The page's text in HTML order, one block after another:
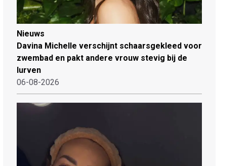
Nieuws
Davina Michelle verschijnt schaarsgekleed voor
zwembad en pakt andere vrouw stevig bij de
lurven
06-08-2026